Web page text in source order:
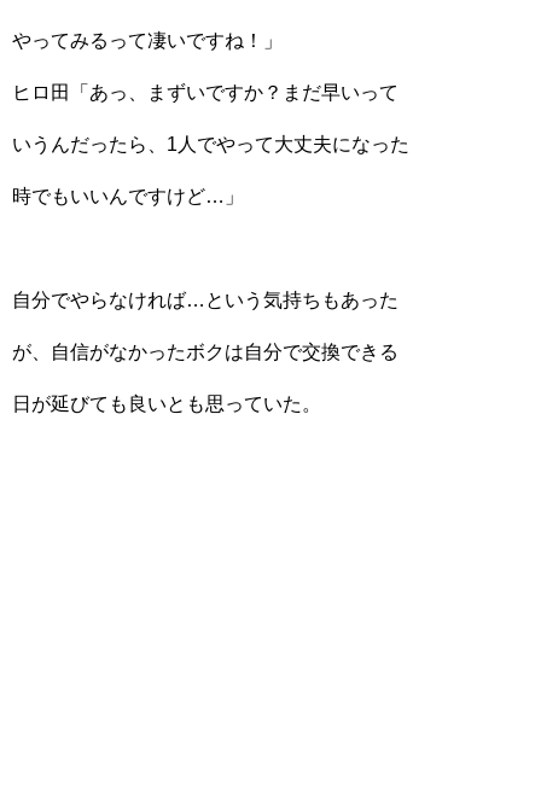
やってみるって凄いですね！」
ヒロ田「あっ、まずいですか？まだ早いって
いうんだったら、1人でやって大丈夫になった
時でもいいんですけど…」
自分でやらなければ…という気持ちもあった
が、自信がなかったボクは自分で交換できる
日が延びても良いとも思っていた。